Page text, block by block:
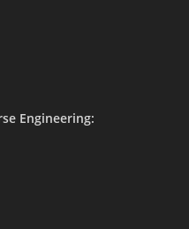
Engineering: